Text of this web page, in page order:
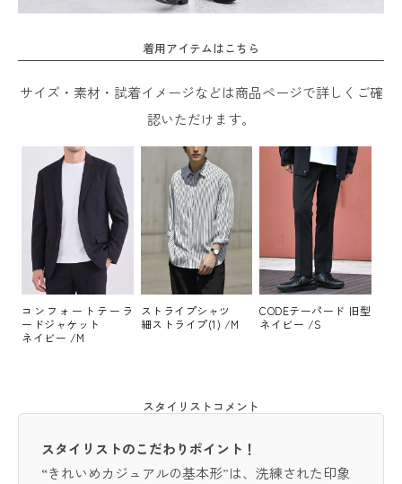
着用アイテムはこちら
サイズ・素材・試着イメージなどは商品ページで詳しくご確
認いただけます。
コンフォートテーラ
ードジャケット
ネイビー /M
ストライプシャツ
細ストライプ(1) /M
CODEテーパード 旧型
ネイビー /S
スタイリストコメント
スタイリストのこだわりポイント！
“きれいめカジュアルの基本形”は、洗練された印象